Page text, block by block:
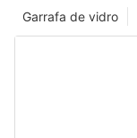
Garrafa de vidro